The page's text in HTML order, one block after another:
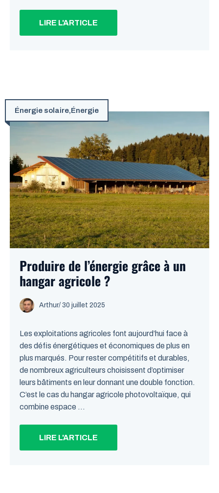
LIRE L'ARTICLE
Énergie solaire,Énergie
Produire de l’énergie grâce à un
hangar agricole ?
Arthur/ 30 juillet 2025
Les exploitations agricoles font aujourd’hui face à
des défis énergétiques et économiques de plus en
plus marqués. Pour rester compétitifs et durables,
de nombreux agriculteurs choisissent d’optimiser
leurs bâtiments en leur donnant une double fonction.
C’est le cas du hangar agricole photovoltaïque, qui
combine espace ...
LIRE L'ARTICLE